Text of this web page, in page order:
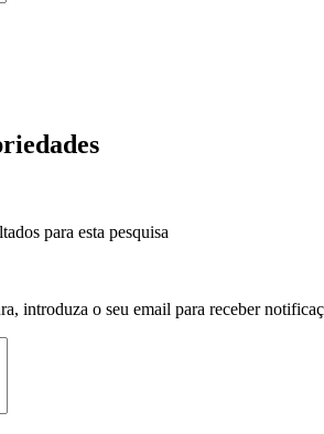
para esta pesquisa
introduza o seu email para receber